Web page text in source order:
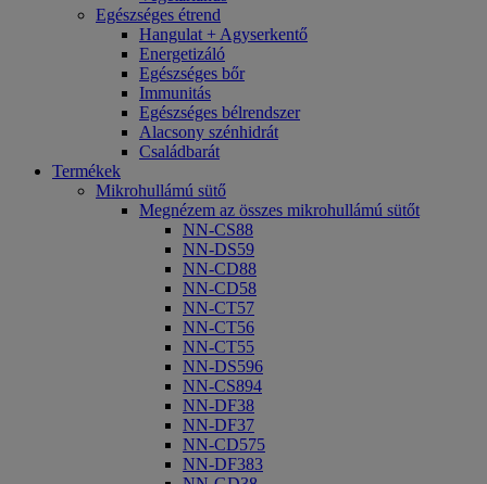
Egészséges étrend
Hangulat + Agyserkentő
Energetizáló
Egészséges bőr
Immunitás
Egészséges bélrendszer
Alacsony szénhidrát
Családbarát
Termékek
Mikrohullámú sütő
Megnézem az összes mikrohullámú sütőt
NN-CS88
NN-DS59
NN-CD88
NN-CD58
NN-CT57
NN-CT56
NN-CT55
NN-DS596
NN-CS894
NN-DF38
NN-DF37
NN-CD575
NN-DF383